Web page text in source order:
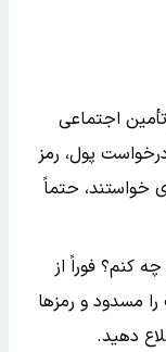
اجتماعی
پول، رمز
خواستند، حتماً
کنم؟ فوراً از
مسدود و رمزها
دهید.